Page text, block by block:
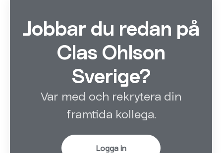
Jobbar du redan på
Clas Ohlson
Sverige?
Var med och rekrytera din
framtida kollega.
Logga in